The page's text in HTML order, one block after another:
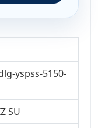
yspss-5150-
SU